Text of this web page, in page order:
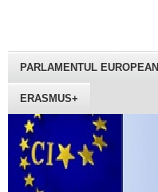
PARLAMENTUL EUROPEAN
ERASMUS+